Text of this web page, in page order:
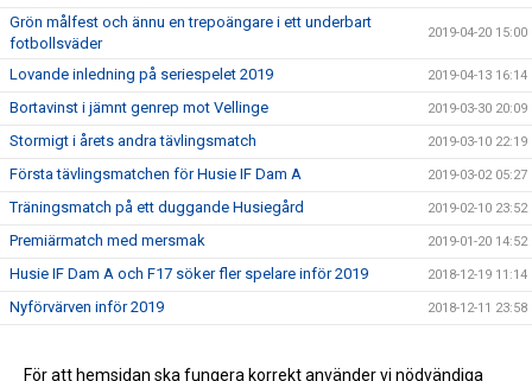
Grön målfest och ännu en trepoängare i ett underbart
fotbollsväder
2019-04-20 15:00
Lovande inledning på seriespelet 2019 2019-04-13 16:14
Bortavinst i jämnt genrep mot Vellinge 2019-03-30 20:09
Stormigt i årets andra tävlingsmatch 2019-03-10 22:19
Första tävlingsmatchen för Husie IF Dam A 2019-03-02 05:27
Träningsmatch på ett duggande Husiegård 2019-02-10 23:52
Premiärmatch med mersmak 2019-01-20 14:52
Husie IF Dam A och F17 söker fler spelare inför 2019 2018-12-19 11:14
Nyförvärven inför 2019 2018-12-11 23:58
2018-10-25 07:50
För att hemsidan ska fungera korrekt använder vi nödvändiga